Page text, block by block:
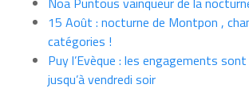
15 Août : nocturne de Montpon ,
catégories !
Puy l’Evèque : les engagements
jusqu’à vendredi soir